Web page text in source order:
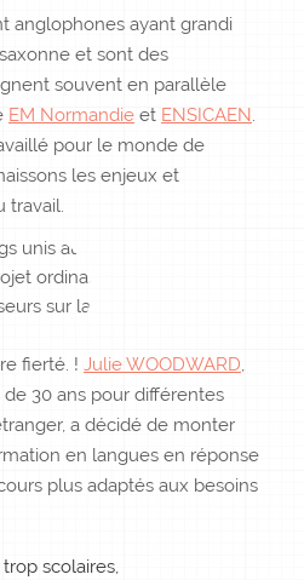
anglophones ayant grandi
et sont des
souvent en parallèle
EM Normandie et ENSICAEN.
pour le monde de
les enjeux et
travail.
fierté. ! Julie WOODWARD,
30 ans pour différentes
a décidé de monter
en langues en réponse
plus adaptés aux besoins
scolaires,